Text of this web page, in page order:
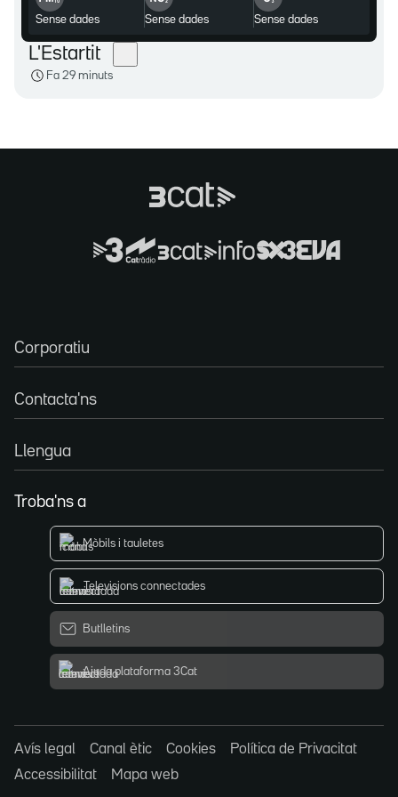
sense dades sense dades sense dades
L'Estartit
Fa 29 minuts
Corporatiu
Contacta'ns
Llengua
Troba'ns a
Mòbils i tauletes
Televisions connectades
Butlletins
Ajuda plataforma 3Cat
Avís legal Canal ètic Cookies
Política de Privacitat
Accessibilitat
Mapa web